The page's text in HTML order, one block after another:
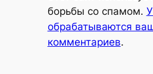
борьбы со спамом.
обрабатываются
комментариев.